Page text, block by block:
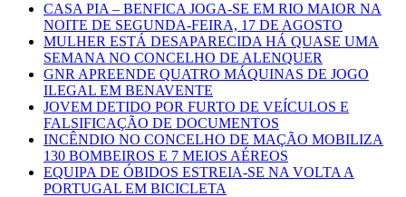
CASA PIA – BENFICA JOGA-SE EM RIO MAIOR NA
NOITE DE SEGUNDA-FEIRA, 17 DE AGOSTO
MULHER ESTÁ DESAPARECIDA HÁ QUASE UMA
SEMANA NO CONCELHO DE ALENQUER
GNR APREENDE QUATRO MÁQUINAS DE JOGO
ILEGAL EM BENAVENTE
JOVEM DETIDO POR FURTO DE VEÍCULOS E
FALSIFICAÇÃO DE DOCUMENTOS
INCÊNDIO NO CONCELHO DE MAÇÃO MOBILIZA
130 BOMBEIROS E 7 MEIOS AÉREOS
EQUIPA DE ÓBIDOS ESTREIA-SE NA VOLTA A
PORTUGAL EM BICICLETA